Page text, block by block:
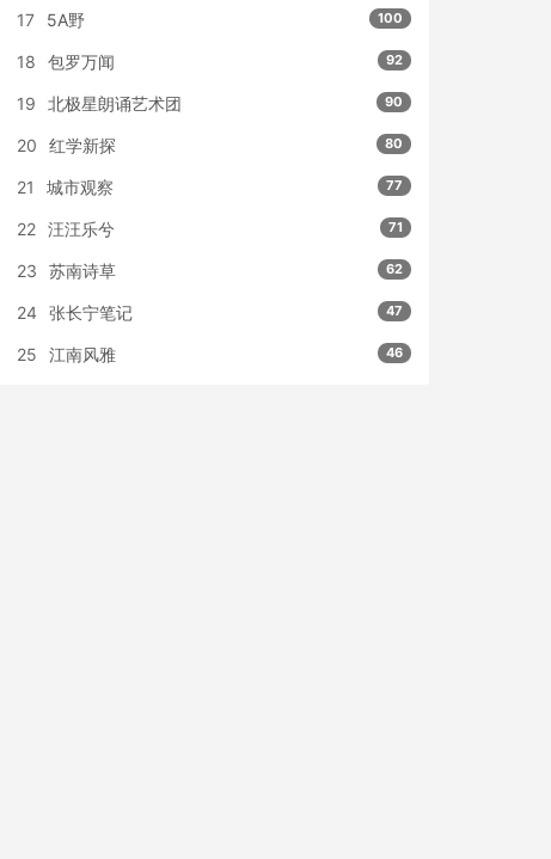
17 5A野 100
18 包罗万闻 92
19 北极星朗诵艺术团 90
20 红学新探 80
21 城市观察 77
22 汪汪乐兮 71
23 苏南诗草 62
24 张长宁笔记 47
25 江南风雅 46